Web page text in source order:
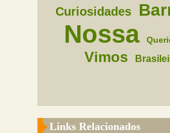
Curiosidades
Nossa
Vimos
Links Relacionados